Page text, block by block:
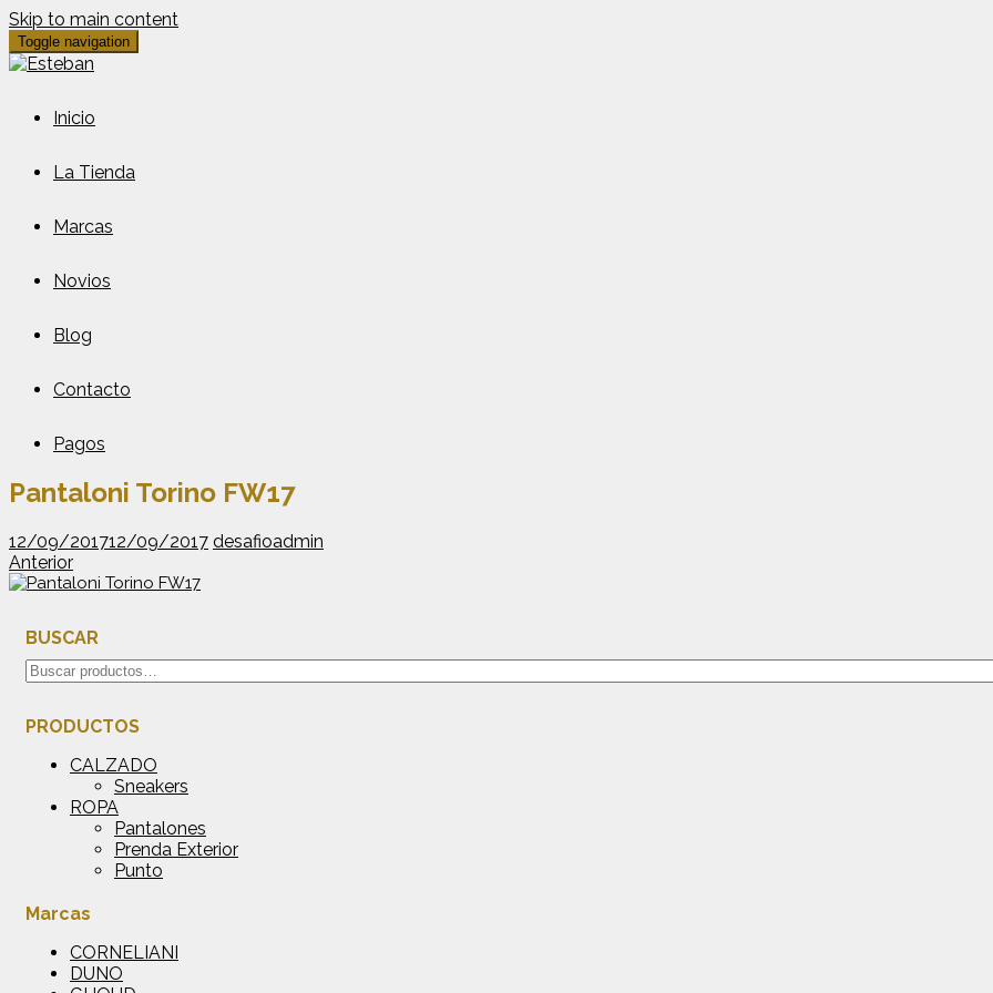
Skip to main content
Toggle navigation
Inicio
La Tienda
Marcas
Novios
Blog
Contacto
Pagos
Pantaloni Torino FW17
12/09/201712/09/2017 desafioadmin
Anterior
BUSCAR
Buscar
por:
PRODUCTOS
CALZADO
Sneakers
ROPA
Pantalones
Prenda Exterior
Punto
Marcas
CORNELIANI
DUNO